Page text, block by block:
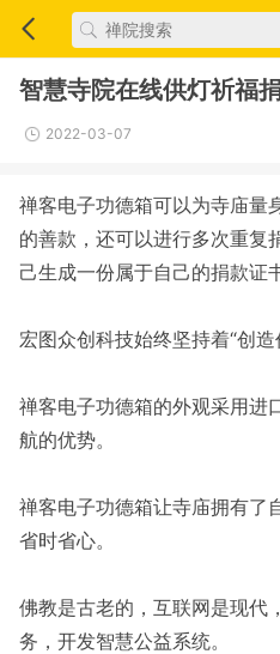
智慧寺院在线供灯祈福
2022-03-07
禅客电子功德箱可以为寺庙量
的善款，还可以进行多次重复
己生成一份属于自己的捐款证
宏图众创科技始终坚持着“创
禅客电子功德箱的外观采用进
航的优势。
禅客电子功德箱让寺庙拥有了
省时省心。
佛教是古老的，互联网是现代
务，开发智慧公益系统。